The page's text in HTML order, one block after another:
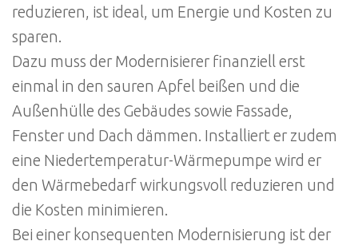
reduzieren, ist ideal, um Energie und Kosten zu
sparen.
Dazu muss der Modernisierer finanziell erst
einmal in den sauren Apfel beißen und die
Außenhülle des Gebäudes sowie Fassade,
Fenster und Dach dämmen. Installiert er zudem
eine Niedertemperatur-Wärmepumpe wird er
den Wärmebedarf wirkungsvoll reduzieren und
die Kosten minimieren.
Bei einer konsequenten Modernisierung ist der